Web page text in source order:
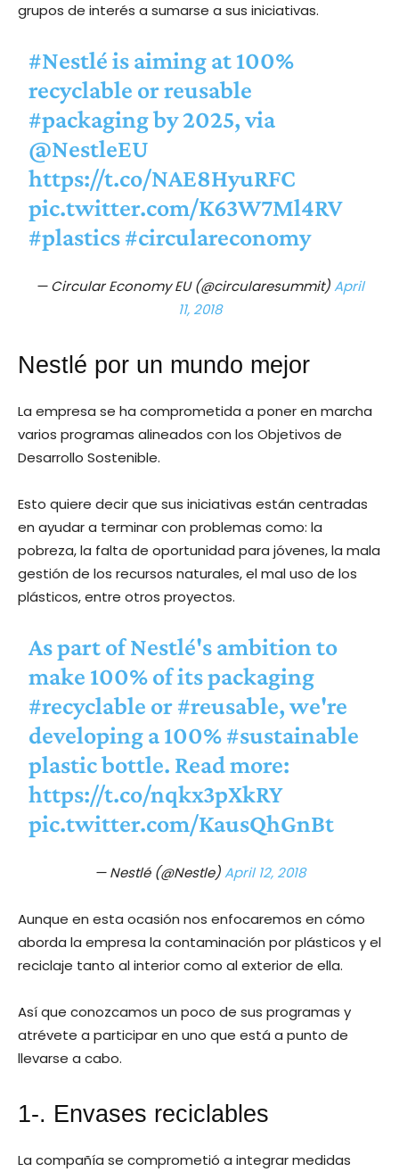
grupos de interés a sumarse a sus iniciativas.
#Nestléis aiming at 100%
recyclable or reusable
#packagingby 2025, via
@NestleEU
https://t.co/NAE8HyuRFC
pic.twitter.com/K63W7Ml4RV
#plastics#circulareconomy
— Circular Economy EU (@circularesummit)April
11, 2018
Nestlé por un mundo mejor
La empresa se ha comprometida a poner en marcha
varios programas alineados con los Objetivos de
Desarrollo Sostenible.
Esto quiere decir que sus iniciativas están centradas
en ayudar a terminar con problemas como: la
pobreza, la falta de oportunidad para jóvenes, la mala
gestión de los recursos naturales, el mal uso de los
plásticos, entre otros proyectos.
As part of Nestlé's ambition to
make 100% of its packaging
#recyclable or#reusable, we're
developing a 100%#sustainable
plastic bottle. Read more:
https://t.co/nqkx3pXkRY
pic.twitter.com/KausQhGnBt
— Nestlé (@Nestle)April 12, 2018
Aunque en esta ocasión nos enfocaremos en cómo
aborda la empresa la contaminación por plásticos y el
reciclaje tanto al interior como al exterior de ella.
Así que conozcamos un poco de sus programas y
atrévete a participar en uno que está a punto de
llevarse a cabo.
1-. Envases reciclables
La compañía se comprometió a integrar medidas